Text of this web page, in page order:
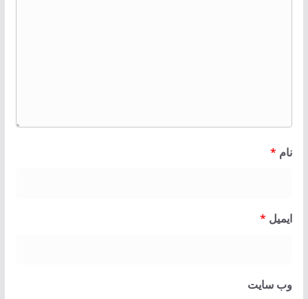
نام *
ایمیل *
وب‌ سایت